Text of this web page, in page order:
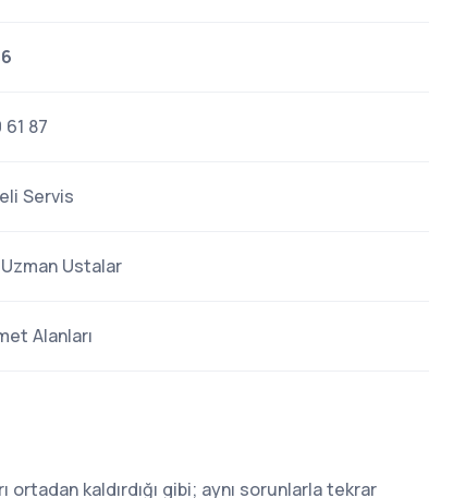
87
Servis
Uzman Ustalar
Alanları
kaldırdığı gibi; aynı sorunlarla tekrar